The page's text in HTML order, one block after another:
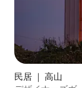
民居 ｜ 高山